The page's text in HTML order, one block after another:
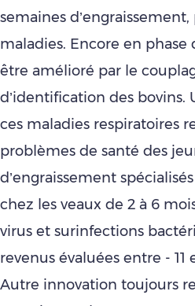
semaines
maladies. Encore en phase
être amélioré par le
d’identification des
ces maladies respiratoires
problèmes de santé des
d’engraissement
chez les veaux de 2 à 6
virus et surinfections
revenus évaluées entre - 11
Autre innovation toujours